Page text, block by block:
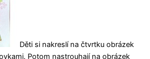
Děti si nakreslí na čtvrtku obrázek
Potom nastrouhají na obrázek